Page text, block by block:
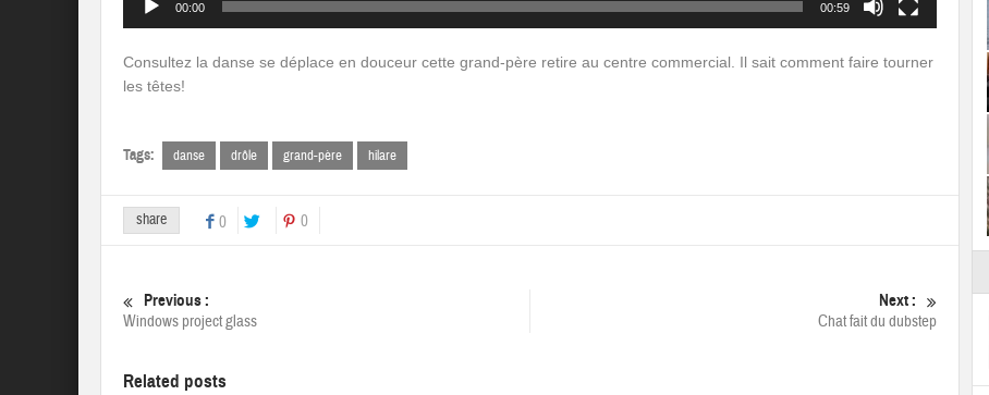
00:00 00:59
Consultez la danse se déplace en douceur cette grand-père retire au centre commercial. Il sait comment faire tourner
les têtes!
Tags: danse drôle grand-père hilare
share 0 0
Previous :
Windows project glass
Next :
Chat fait du dubstep
Related posts